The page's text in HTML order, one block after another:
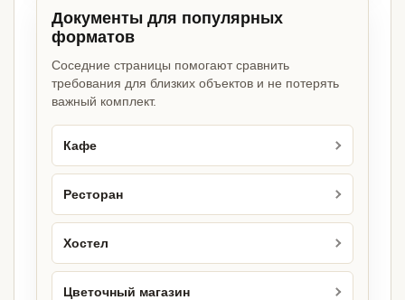
Документы для популярных
форматов
Соседние страницы помогают сравнить
требования для близких объектов и не потерять
важный комплект.
Кафе
Ресторан
Хостел
Цветочный магазин